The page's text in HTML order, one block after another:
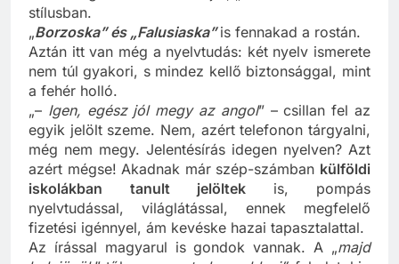
stílusban.
„Borzoska” és „Falusiaska” is fennakad a rostán.
Aztán itt van még a nyelvtudás: két nyelv ismerete
nem túl gyakori, s mindez kellő biztonsággal, mint
a fehér holló.
„– Igen, egész jól megy az angol” – csillan fel az
egyik jelölt szeme. Nem, azért telefonon tárgyalni,
még nem megy. Jelentésírás idegen nyelven? Azt
azért mégse! Akadnak már szép-számban külföldi
iskolákban tanult jelöltek is, pompás
nyelvtudással, világlátással, ennek megfelelő
fizetési igénnyel, ám kevéske hazai tapasztalattal.
Az írással magyarul is gondok vannak. A „majd